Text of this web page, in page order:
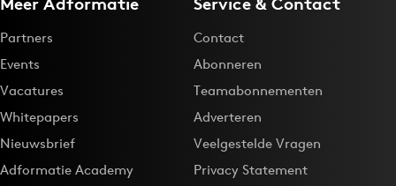
Partners
Events
Vacatures
Whitepapers
Nieuwsbrief
Adformatie Academy
Contact
Abonneren
Teamabonnementen
Adverteren
Veelgestelde Vragen
Privacy Statement